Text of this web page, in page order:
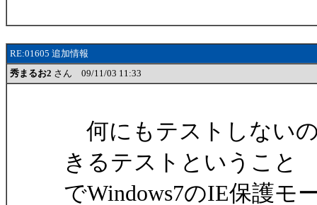
RE:01605 追加情報
秀まるお2 さん 09/11/03 11:33
何にもテストしない
きるテストということ
でWindows7のIE保護モ